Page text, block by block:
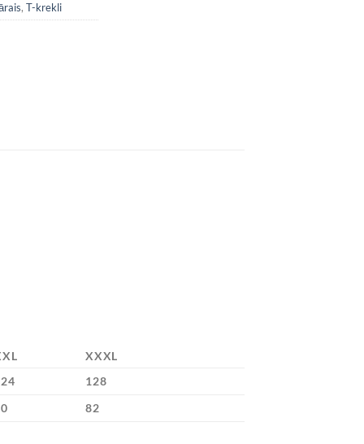
, T-krekli
XXXL
128
82